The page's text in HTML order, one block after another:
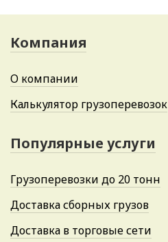
Компания
О компании
Калькулятор грузоперевозок
Популярные услуги
Грузоперевозки до 20 тонн
Доставка сборных грузов
Доставка в торговые сети